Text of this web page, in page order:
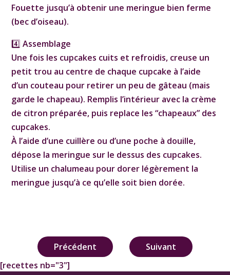
Fouette jusqu’à obtenir une meringue bien ferme
(bec d’oiseau).
4️⃣ Assemblage
Une fois les cupcakes cuits et refroidis, creuse un
petit trou au centre de chaque cupcake à l’aide
d’un couteau pour retirer un peu de gâteau (mais
garde le chapeau). Remplis l’intérieur avec la crème
de citron préparée, puis replace les “chapeaux” des
cupcakes.
À l’aide d’une cuillère ou d’une poche à douille,
dépose la meringue sur le dessus des cupcakes.
Utilise un chalumeau pour dorer légèrement la
meringue jusqu’à ce qu’elle soit bien dorée.
Navigation
de
Précédent
Suivant
[recettes nb="3"]